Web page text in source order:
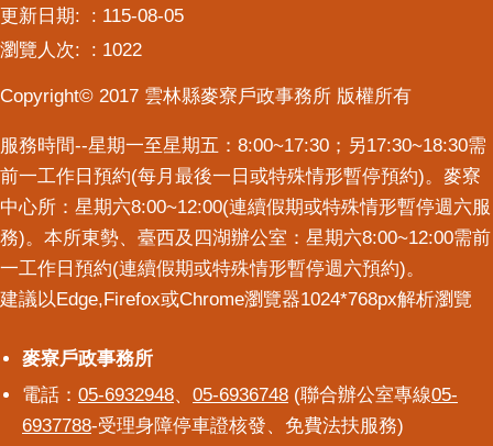
民
交
相
關
連
結
更新日期:
115-08-05
瀏覽人次:
1022
Copyright© 2017 雲林縣麥寮戶政事務所 版權所有
服務時間--星期一至星期五：8:00~17:30；另17:30~18:30需
前一工作日預約(每月最後一日或特殊情形暫停預約)。麥寮
中心所：星期六8:00~12:00(連續假期或特殊情形暫停週六服
務)。本所東勢、臺西及四湖辦公室：星期六8:00~12:00需前
一工作日預約(連續假期或特殊情形暫停週六預約)。
建議以Edge,Firefox或Chrome瀏覽器1024*768px解析瀏覽
麥寮戶政事務所
麥寮戶政事務所
電話： 05-6932948、 05-6936748 (聯合辦公室專線05-
6937788-受理身障停車證核發、免費法扶服務)